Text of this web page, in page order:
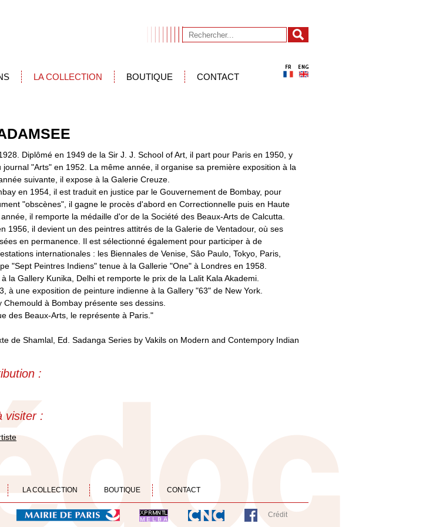
LA COLLECTION BOUTIQUE CONTACT
Diplômé en 1949 de la Sir J. J. School of Art, il part pour Paris en 1950, y
journal "Arts" en 1952. La même année, il organise sa première exposition à la
suivante, il expose à la Galerie Creuze.
en 1954, il est traduit en justice par le Gouvernement de Bombay, pour
"obscènes", il gagne le procès d'abord en Correctionnelle puis en Haute
il remporte la médaille d'or de la Société des Beaux-Arts de Calcutta.
1956, il devient un des peintres attitrés de la Galerie de Ventadour, où ses
en permanence. Il est sélectionné également pour participer à de
internationales : les Biennales de Venise, Sâo Paulo, Tokyo, Paris,
"Sept Peintres Indiens" tenue à la Gallerie "One" à Londres en 1958.
la Gallery Kunika, Delhi et remporte le prix de la Lalit Kala Akademi.
à une exposition de peinture indienne à la Gallery "63" de New York.
Chemould à Bombay présente ses dessins.
des Beaux-Arts, le représente à Paris."
de Shamlal, Ed. Sadanga Series by Vakils on Modern and Contempory Indian
:
visiter :
LA COLLECTION BOUTIQUE CONTACT
Crédit